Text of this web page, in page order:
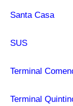
Santa Casa
SUS
Terminal
Terminal